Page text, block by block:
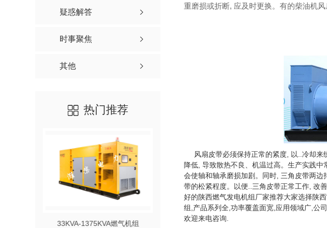
疑惑解答
时事聚焦
其他
热门推荐
33KVA-1375KVA燃气机组 55KVA-206KVA发电机组
重磨损或折断, 应及时更换。有的柴油机
风扇皮带必须保持正常的紧度, 以..冷却来
降低, 导致散热不良、机温过高。生产实践
会使轴和轴承磨损加剧。同时, 三角皮带两
带的松紧程度。以便..三角皮带正常工作, 改
好的陕西燃气发电机组厂家推荐大家选择陕
组,产品系列全,功率覆盖面宽,应用领域广,公
欢迎来电咨询.